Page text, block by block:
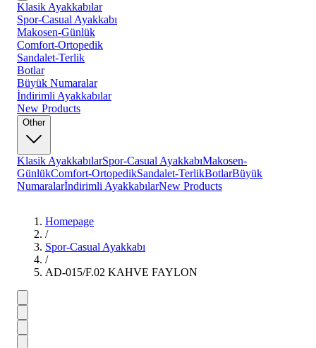
Klasik Ayakkabılar
Spor-Casual Ayakkabı
Makosen-Günlük
Comfort-Ortopedik
Sandalet-Terlik
Botlar
Büyük Numaralar
İndirimli Ayakkabılar
New Products
Other
Klasik AyakkabılarSpor-Casual AyakkabıMakosen-
GünlükComfort-OrtopedikSandalet-TerlikBotlarBüyük
Numaralarİndirimli AyakkabılarNew Products
Homepage
/
Spor-Casual Ayakkabı
/
AD-015/F.02 KAHVE FAYLON